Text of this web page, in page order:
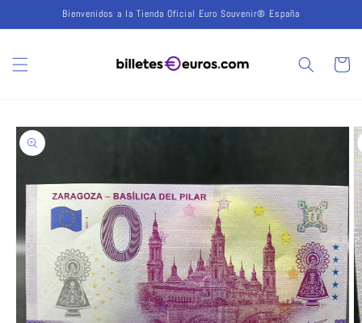
directamente
al contenido
Bienvenidos a la Tienda Oficial Euro Souvenir® España
Carrito
directamente
a la
información